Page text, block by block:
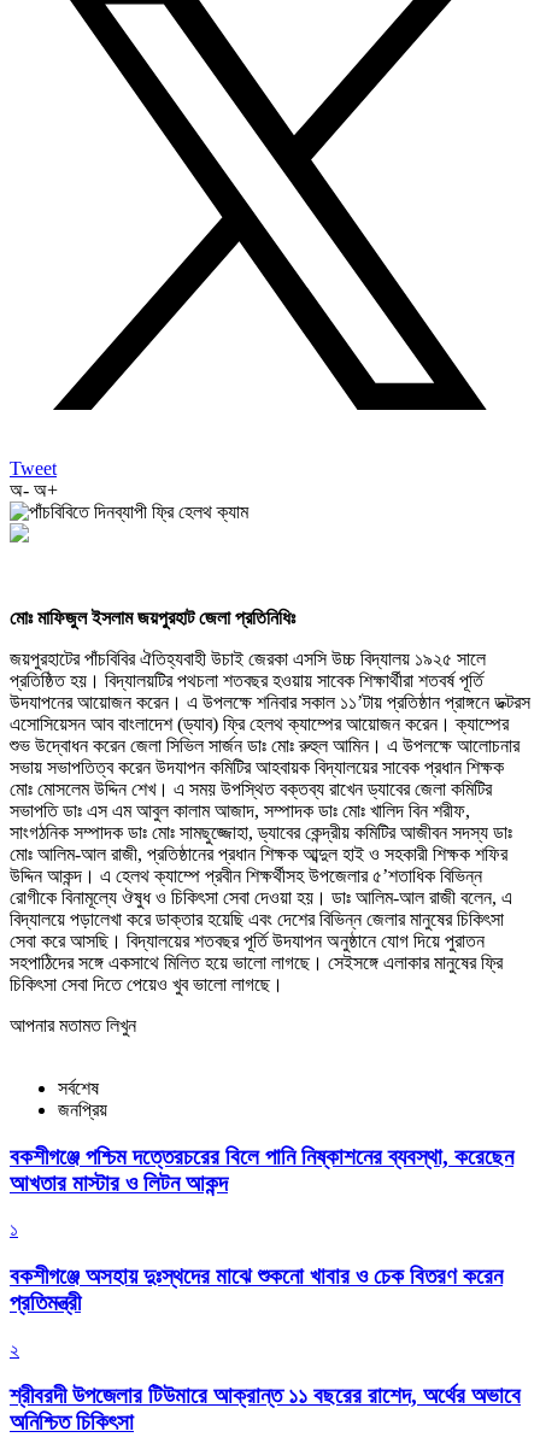
Tweet
অ- অ+
মোঃ মাফিজুল ইসলাম জয়পুরহাট জেলা প্রতিনিধিঃ
জয়পুরহাটের পাঁচবিবির ঐতিহ্যবাহী উচাই জেরকা এসসি উচ্চ বিদ্যালয় ১৯২৫ সালে
প্রতিষ্ঠিত হয়। বিদ্যালয়টির পথচলা শতবছর হওয়ায় সাবেক শিক্ষার্থীরা শতবর্ষ পূর্তি
উদযাপনের আয়োজন করেন। এ উপলক্ষে শনিবার সকাল ১১’টায় প্রতিষ্ঠান প্রাঙ্গনে ডক্টরস
এসোসিয়েসন আব বাংলাদেশ (ড্যাব) ফ্রি হেলথ ক্যাম্পের আয়োজন করেন। ক্যাম্পের
শুভ উদ্বোধন করেন জেলা সিভিল সার্জন ডাঃ মোঃ রুহুল আমিন। এ উপলক্ষে আলোচনার
সভায় সভাপতিত্ব করেন উদযাপন কমিটির আহবায়ক বিদ্যালয়ের সাবেক প্রধান শিক্ষক
মোঃ মোসলেম উদ্দিন শেখ। এ সময় উপস্থিত বক্তব্য রাখেন ড্যাবের জেলা কমিটির
সভাপতি ডাঃ এস এম আবুল কালাম আজাদ, সম্পাদক ডাঃ মোঃ খালিদ বিন শরীফ,
সাংগঠনিক সম্পাদক ডাঃ মোঃ সামছুজ্জোহা, ড্যাবের কেন্দ্রীয় কমিটির আজীবন সদস্য ডাঃ
মোঃ আলিম-আল রাজী, প্রতিষ্ঠানের প্রধান শিক্ষক আব্দুল হাই ও সহকারী শিক্ষক শফির
উদ্দিন আকন্দ। এ হেলথ ক্যাম্পে প্রবীন শিক্ষর্থীসহ উপজেলার ৫’শতাধিক বিভিন্ন
রোগীকে বিনামূল্যে ঔষুধ ও চিকিৎসা সেবা দেওয়া হয়। ডাঃ আলিম-আল রাজী বলেন, এ
বিদ্যালয়ে পড়ালেখা করে ডাক্তার হয়েছি এবং দেশের বিভিন্ন জেলার মানুষের চিকিৎসা
সেবা করে আসছি। বিদ্যালয়ের শতবছর পূর্তি উদযাপন অনুষ্ঠানে যোগ দিয়ে পুরাতন
সহপাঠিদের সঙ্গে একসাথে মিলিত হয়ে ভালো লাগছে। সেইসঙ্গে এলাকার মানুষের ফ্রি
চিকিৎসা সেবা দিতে পেয়েও খুব ভালো লাগছে।
আপনার মতামত লিখুন
সর্বশেষ
জনপ্রিয়
বকশীগঞ্জে পশ্চিম দত্তেরচরের বিলে পানি নিষ্কাশনের ব্যবস্থা, করেছেন
আখতার মাস্টার ও লিটন আকন্দ
১
বকশীগঞ্জে অসহায় দুঃস্থদের মাঝে শুকনো খাবার ও চেক বিতরণ করেন
প্রতিমন্ত্রী
২
শ্রীবরদী উপজেলার টিউমারে আক্রান্ত ১১ বছরের রাশেদ, অর্থের অভাবে
অনিশ্চিত চিকিৎসা